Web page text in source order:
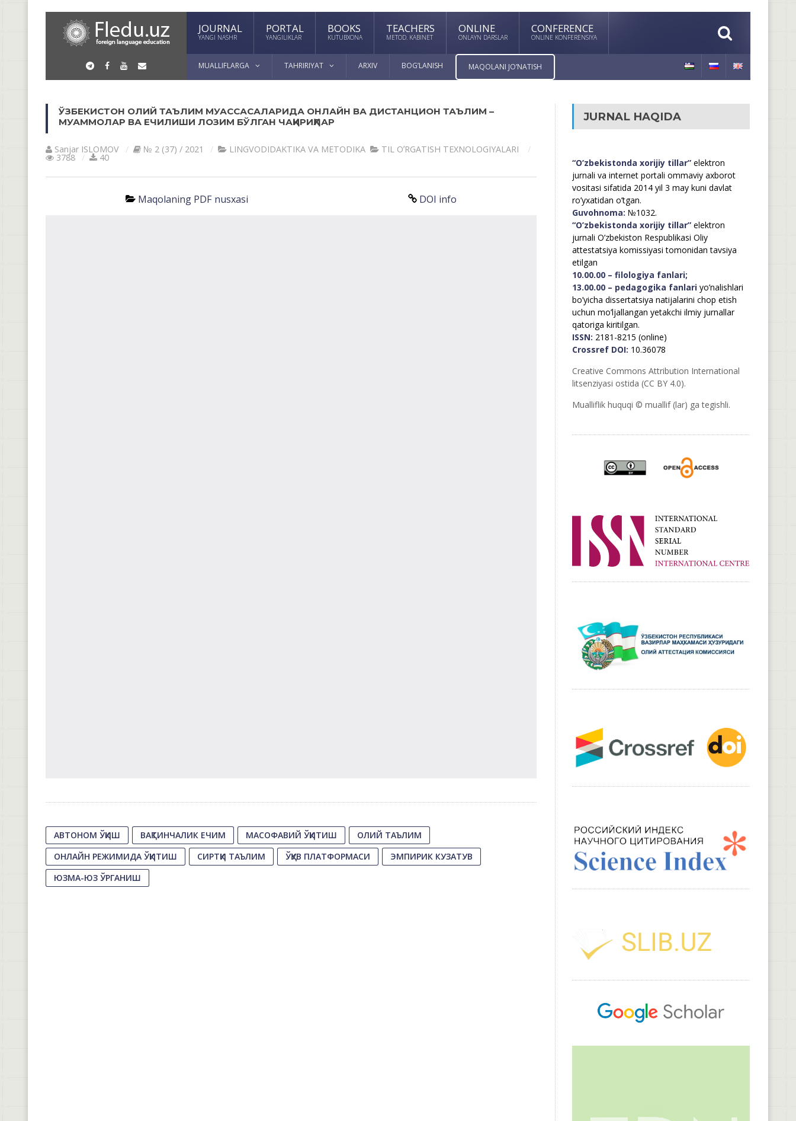
JOURNAL
YANGI NASHR
PORTAL
YANGILIKLAR
BOOKS
KUTUBXONA
TEACHERS
METOD. KABINET
ONLINE
ONLAYN DARSLAR
CONFERENCE
ONLINE KONFERENSIYA
MUALLIFLARGA TAHRIRIYAT ARXIV BOG’LANISH MAQOLANI JO’NATISH
ЎЗБЕКИСТОН ОЛИЙ ТАЪЛИМ МУАССАСАЛАРИДА ОНЛАЙН ВА ДИСТАНЦИОН ТАЪЛИМ –
МУАММОЛАР ВА ЕЧИЛИШИ ЛОЗИМ БЎЛГАН ЧАҚИРИҚЛАР
Sanjar ISLOMOV № 2 (37) / 2021 LINGVODIDАKTIKА VА METODIKА TIL OʼRGАTISH TEXNOLOGIYALАRI
3788 40
Maqolaning PDF nusxasi DOI info
АВТОНОМ ЎҚИШ ВАҚТИНЧАЛИК ЕЧИМ МАСОФАВИЙ ЎҚИТИШ
ОЛИЙ ТАЪЛИМ
ОНЛАЙН РЕЖИМИДА ЎҚИТИШ
СИРТҚИ ТАЪЛИМ ЎҚУВ ПЛАТФОРМАСИ
ЭМПИРИК КУЗАТУВ
ЮЗМА-ЮЗ ЎРГАНИШ
JURNAL HAQIDA
“O’zbekistonda xorijiy tillar”elektron
jurnali va internet portali ommaviy axborot
vositasi sifatida 2014 yil 3 may kuni davlat
ro’yxatidan o’tgan.
Guvohnoma: №1032.
“O’zbekistonda xorijiy tillar”elektron
jurnali O’zbekiston Respublikasi Oliy
attestatsiya komissiyasi tomonidan tavsiya
etilgan
10.00.00 – filologiya fanlari;
13.00.00 – pedagogika fanlariyo’nalishlari
bo’yicha dissertatsiya natijalarini chop etish
uchun mo’ljallangan yetakchi ilmiy jurnallar
qatoriga kiritilgan.
ISSN: 2181-8215 (online)
Crossref DOI: 10.36078
Creative Commons Attribution International
litsenziyasi ostida (CC BY 4.0).
Mualliflik huquqi © muallif (lar) ga tegishli.